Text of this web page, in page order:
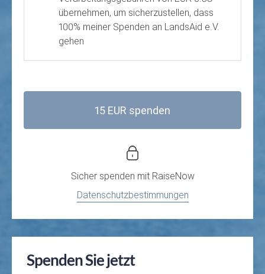
übernehmen, um sicherzustellen, dass
100% meiner Spenden an LandsAid e.V.
gehen
15 EUR spenden
Sicher spenden mit RaiseNow
Datenschutzbestimmungen
Spenden Sie jetzt